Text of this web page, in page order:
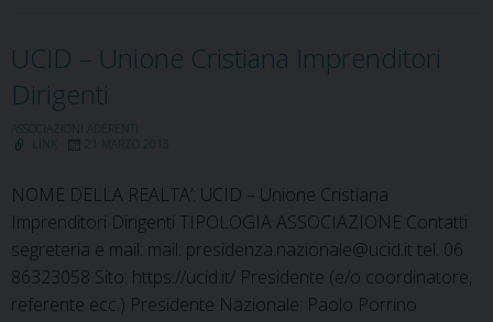
UCID – Unione Cristiana Imprenditori
Dirigenti
ASSOCIAZIONI ADERENTI
LINK
21 MARZO 2013
NOME DELLA REALTA’: UCID – Unione Cristiana
Imprenditori Dirigenti TIPOLOGIA ASSOCIAZIONE Contatti
segreteria e mail: mail: presidenza.nazionale@ucid.it tel. 06
86323058 Sito: https://ucid.it/ Presidente (e/o coordinatore,
referente ecc.) Presidente Nazionale: Paolo Porrino